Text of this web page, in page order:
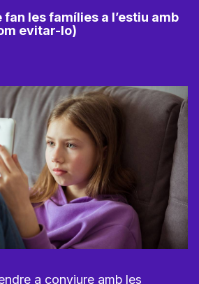
les famílies a l’estiu amb
evitar-lo)
a conviure amb les